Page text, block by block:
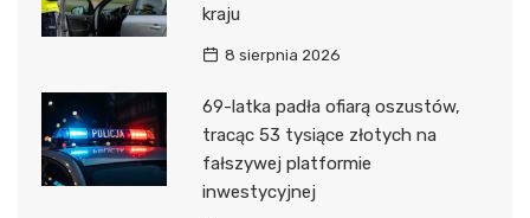
kraju
8 sierpnia 2026
69-latka padła ofiarą oszustów,
tracąc 53 tysiące złotych na
fałszywej platformie
inwestycyjnej